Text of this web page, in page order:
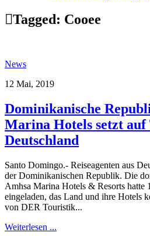
Tagged: Cooee
News
12 Mai, 2019
Dominikanische
Marina Hotels setzt auf
Deutschland
Santo Domingo.- Reiseagenten aus
der Dominikanischen Republik. Die
Amhsa Marina Hotels & Resorts hatte
eingeladen, das Land und ihre Hotels
von DER Touristik...
Weiterlesen ...